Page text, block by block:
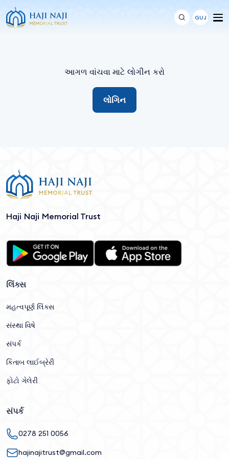
GUJ
આગળ વાંચવા માટે લોગીન કરો
લોગિન
Haji Naji Memorial Trust
લિંક્સ
મહત્વપૂર્ણ લિંક્સ
સંસ્થા વિષે
સંપર્ક
કિતાબ લાઈબ્રેરી
ફોટો ગેલેરી
સંપર્ક
0278 251 0056
hajinajitrust@gmail.com